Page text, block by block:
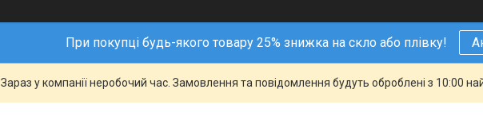
При покупці будь-якого товару 25% знижка на скло або плівку!
Зараз у компанії неробочий час. Замовлення та повідомлення будуть оброблені з 10:00